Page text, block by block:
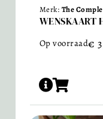
Merk: The
WENSKAART
Op voorraad€